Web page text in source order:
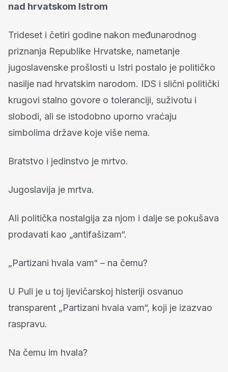
nad hrvatskom Istrom
Trideset i četiri godine nakon međunarodnog
priznanja Republike Hrvatske, nametanje
jugoslavenske prošlosti u Istri postalo je političko
nasilje nad hrvatskim narodom. IDS i slični politički
krugovi stalno govore o toleranciji, suživotu i
slobodi, ali se istodobno uporno vraćaju
simbolima države koje više nema.
Bratstvo i jedinstvo je mrtvo.
Jugoslavija je mrtva.
Ali politička nostalgija za njom i dalje se pokušava
prodavati kao „antifašizam“.
„Partizani hvala vam“ – na čemu?
U Puli je u toj ljevičarskoj histeriji osvanuo
transparent „Partizani hvala vam“, koji je izazvao
raspravu.
Na čemu im hvala?